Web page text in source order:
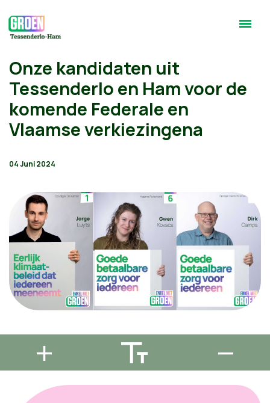
Onze kandidaten uit
Tessenderlo en Ham voor de
komende Federale en
Vlaamse verkiezingena
04 Juni 2024